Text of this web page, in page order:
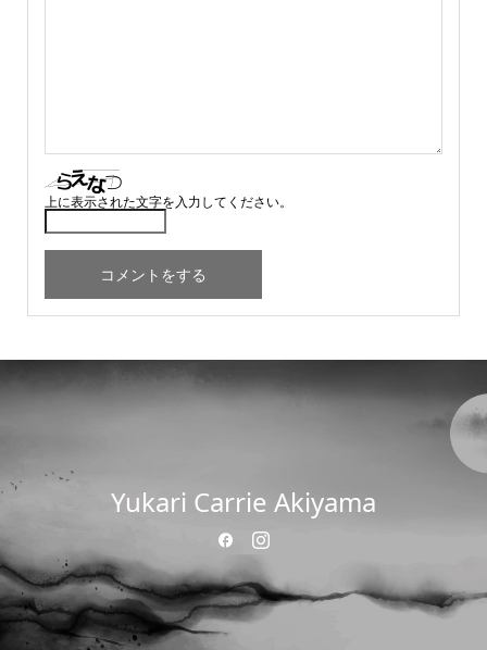
上に表示された文字を入力してください。
Yukari Carrie Akiyama